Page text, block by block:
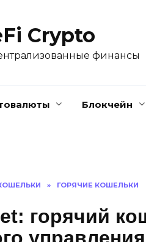
Crypto
финансы
Блокчейн
» ГОРЯЧИЕ КОШЕЛЬКИ
горячий